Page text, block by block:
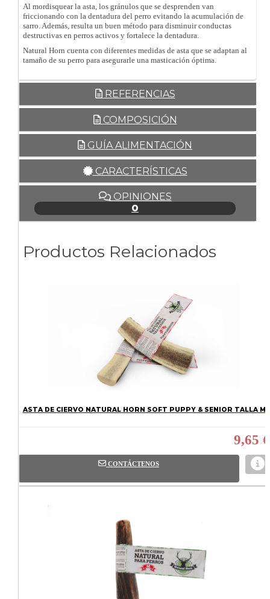
Al mordisquear la asta, los gránulos que se desprenden van
friccionando con la dentadura del perro evitando la acumulación de
sarro. Además, resulta un buen método para disminuir conductas
destructivas en perros activos y fortalece la dentadura.
Natural Horn cuenta con diferentes medidas de asta que se adaptan al
tamaño de su perro para asegurarle una masticación óptima.
REFERENCIAS
COMPOSICIÓN
GUÍA ALIMENTACIÓN
CARACTERÍSTICAS
OPINIONES
0
Productos Relacionados
ASTA DE CIERVO NATURAL HORN SOFT PUPPY & SENIOR TALLA M
9,65 €
CONTÁCTENOS